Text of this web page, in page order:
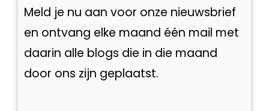
Meld je nu aan voor onze nieuwsbrief
en ontvang elke maand één mail met
daarin alle blogs die in die maand
door ons zijn geplaatst.